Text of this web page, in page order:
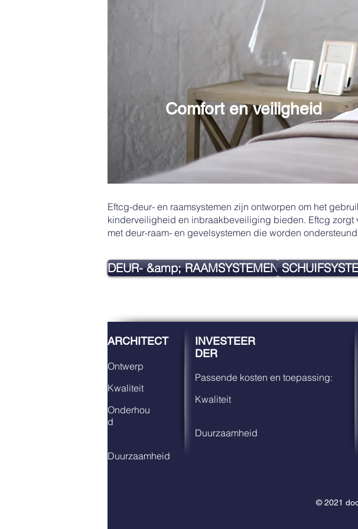
Comfort en veiligheid
Eftcg-deur- en raamsystemen zijn ontworpen om het
kinderveiligheid en inbraakbeveiliging bieden. Eftcg
met deur-raam- en gevelsystemen die worden
DEUR- &amp; RAAMSYSTEMEN
ARCHITECT
INVESTEER
DER
Ontwerp
Passende kosten en toepassing:
Kwaliteit
Kwaliteit
Onderhou
d
Duurzaamheid
Duurzaamheid
© 2021